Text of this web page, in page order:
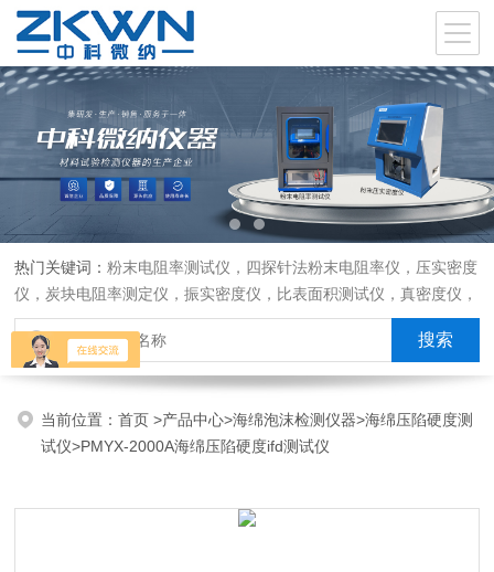
热门关键词：粉末电阻率测试仪，四探针法粉末电阻率仪，压实密度
仪，炭块电阻率测定仪，振实密度仪，比表面积测试仪，真密度仪，
炭块热膨胀仪，炭块透气率仪，炭块二氧化碳反应测定仪
当前位置：首页>产品中心>海绵泡沫检测仪器>海绵压陷硬度测
试仪>PMYX-2000A海绵压陷硬度ifd测试仪